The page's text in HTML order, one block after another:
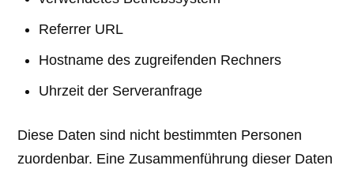
Referrer URL
Hostname des zugreifenden Rechners
Uhrzeit der Serveranfrage
Diese Daten sind nicht bestimmten Personen
zuordenbar. Eine Zusammenführung dieser Daten